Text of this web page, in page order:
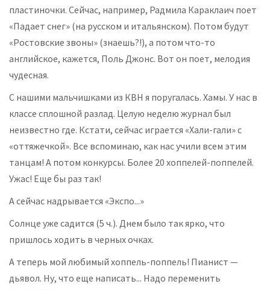
пластиночки. Сейчас, например, Радмила Караклаич поет
«Падает снег» (на русском и итальянском). Потом будут
«Ростовские звоны» (знаешь?!), а потом что-то
английское, кажется, Поль Джонс. Вот он поет, мелодия
чудесная.
С нашими мальчишками из КВН я поругалась. Хамы. У нас в
классе сплошной разлад. Целую неделю журнал был
неизвестно где. Кстати, сейчас играется «Хали-гали» с
«оттяжечкой». Все вспоминаю, как нас учили всем этим
танцам! А потом конкурсы. Более 20 хоппелей-поппелей.
Ужас! Еще бы раз так!
А сейчас надрывается «Экспо...»
Солнце уже садится (5 ч.). Днем было так ярко, что
пришлось ходить в черных очках.
А теперь мой любимый хоппель-поппель! Пианист —
дьявол. Ну, что еще написать... Надо переменить